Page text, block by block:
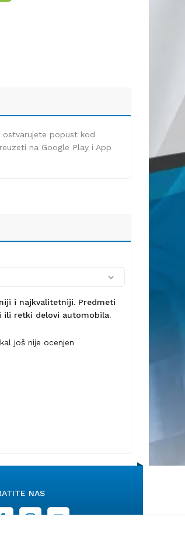
ostvarujete popust kod
na Google Play i App
i najkvalitetniji. Predmeti
ili retki delovi automobila.
još nije ocenjen
NAS